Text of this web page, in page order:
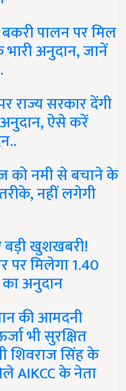
पालन पर मिल
अनुदान, जानें
राज्य सरकार देंगी
ऐसे करें
को नमी से बचाने के
नहीं लगेगी
बड़ी खुशखबरी!
पर मिलेगा 1.40
अनुदान
की आमदनी
भी सुरक्षित
शिवराज सिंह के
AIKCC के नेता